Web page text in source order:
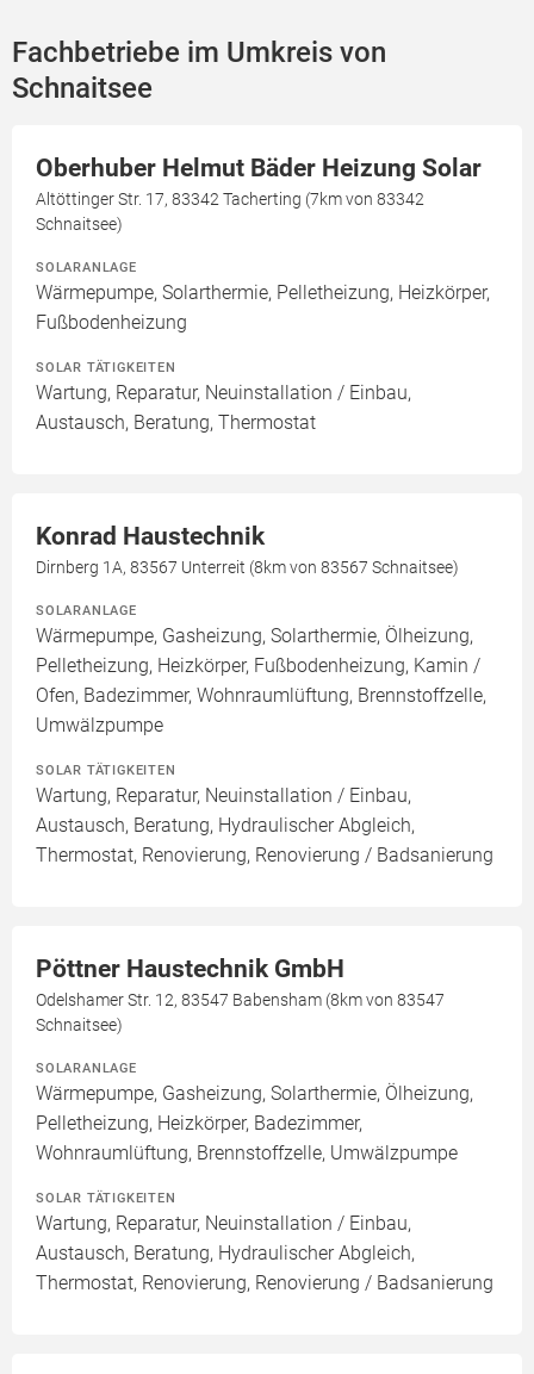
Fachbetriebe im Umkreis von
Schnaitsee
Oberhuber Helmut Bäder Heizung Solar
Altöttinger Str. 17, 83342 Tacherting (7km von 83342
Schnaitsee)
SOLARANLAGE
Wärmepumpe, Solarthermie, Pelletheizung, Heizkörper,
Fußbodenheizung
SOLAR TÄTIGKEITEN
Wartung, Reparatur, Neuinstallation / Einbau,
Austausch, Beratung, Thermostat
Konrad Haustechnik
Dirnberg 1A, 83567 Unterreit (8km von 83567 Schnaitsee)
SOLARANLAGE
Wärmepumpe, Gasheizung, Solarthermie, Ölheizung,
Pelletheizung, Heizkörper, Fußbodenheizung, Kamin /
Ofen, Badezimmer, Wohnraumlüftung, Brennstoffzelle,
Umwälzpumpe
SOLAR TÄTIGKEITEN
Wartung, Reparatur, Neuinstallation / Einbau,
Austausch, Beratung, Hydraulischer Abgleich,
Thermostat, Renovierung, Renovierung / Badsanierung
Pöttner Haustechnik GmbH
Odelshamer Str. 12, 83547 Babensham (8km von 83547
Schnaitsee)
SOLARANLAGE
Wärmepumpe, Gasheizung, Solarthermie, Ölheizung,
Pelletheizung, Heizkörper, Badezimmer,
Wohnraumlüftung, Brennstoffzelle, Umwälzpumpe
SOLAR TÄTIGKEITEN
Wartung, Reparatur, Neuinstallation / Einbau,
Austausch, Beratung, Hydraulischer Abgleich,
Thermostat, Renovierung, Renovierung / Badsanierung